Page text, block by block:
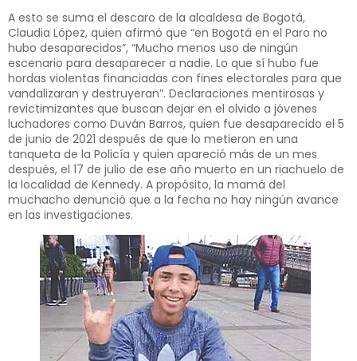
A esto se suma el descaro de la alcaldesa de Bogotá,
Claudia López, quien afirmó que “en Bogotá en el Paro no
hubo desaparecidos”, “Mucho menos uso de ningún
escenario para desaparecer a nadie. Lo que sí hubo fue
hordas violentas financiadas con fines electorales para que
vandalizaran y destruyeran”. Declaraciones mentirosas y
revictimizantes que buscan dejar en el olvido a jóvenes
luchadores como Duván Barros, quien fue desaparecido el 5
de junio de 2021 después de que lo metieron en una
tanqueta de la Policía y quien apareció más de un mes
después, el 17 de julio de ese año muerto en un riachuelo de
la localidad de Kennedy. A propósito, la mamá del
muchacho denunció que a la fecha no hay ningún avance
en las investigaciones.